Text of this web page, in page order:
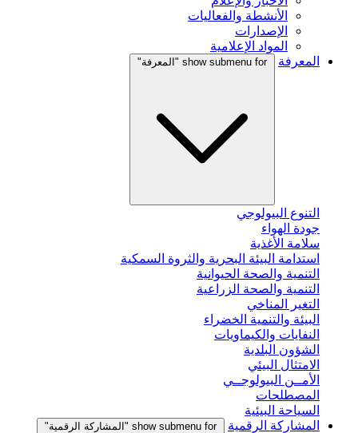
الأنشطة والفعاليات
الإصدارات
المواد الإعلامية
المعرفة
show submenu for "المعرفة"
التنوع البيولوجي
جودة الهواء
سلامة الأغذية
استدامة البيئة البحرية والثروة السمكية
التنمية والصحة الحيوانية
التنمية والصحة الزراعية
التغير المناخي
البيئة والتنمية الخضراء
النفايات والكيماويات
الشؤون البلدية
الامتثال البيئي
الأمــن البيولوجــي
المصطلحات
السياحة البيئية
المشاركة الرقمية
show submenu for "المشاركة الرقمية"